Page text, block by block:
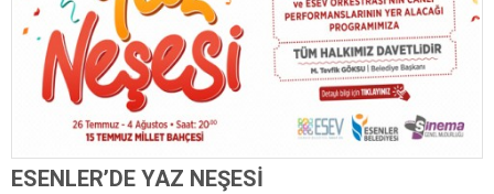
YAZARLAR
Sağlık & Yaşam
Kültür & Sanat
Müzik & Magazin
ESENLER’DE YAZ NEŞESİ